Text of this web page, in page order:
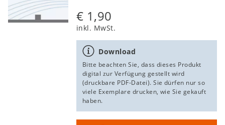
€ 1,90
inkl. MwSt.
Download
Bitte beachten Sie, dass dieses Produkt
digital zur Verfügung gestellt wird
(druckbare PDF-Datei). Sie dürfen nur so
viele Exemplare drucken, wie Sie gekauft
haben.